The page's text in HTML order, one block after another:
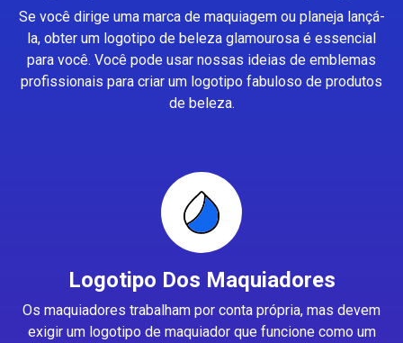
Se você dirige uma marca de maquiagem ou planeja lançá-
la, obter um logotipo de beleza glamourosa é essencial
para você. Você pode usar nossas ideias de emblemas
profissionais para criar um logotipo fabuloso de produtos
de beleza.
Logotipo Dos Maquiadores
Os maquiadores trabalham por conta própria, mas devem
exigir um logotipo de maquiador que funcione como um